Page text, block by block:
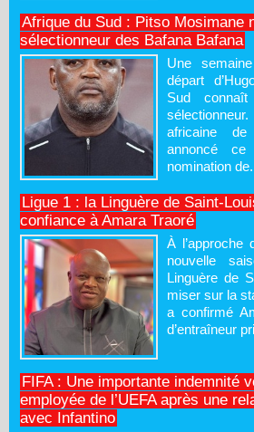
Afrique du Sud : Pitso Mosimane
sélectionneur des Bafana Bafana
Une
départ
Sud
africaine
annoncé
nomination
Ligue 1 : la Linguère de Saint-
confiance à Amara Traoré
À l’approche
nouvelle
Linguère de
miser sur la
a confirmé
d’entraîneur
FIFA : Une importante indemnité
employée de l’UEFA après une
avec Infantino